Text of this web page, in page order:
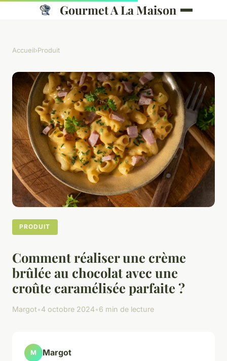
Gourmet A La Maison
Accueil›Produit
PRODUIT
Comment réaliser une crème
brûlée au chocolat avec une
croûte caramélisée parfaite ?
Margot•4 octobre 2024•6 min de lecture
M Margot